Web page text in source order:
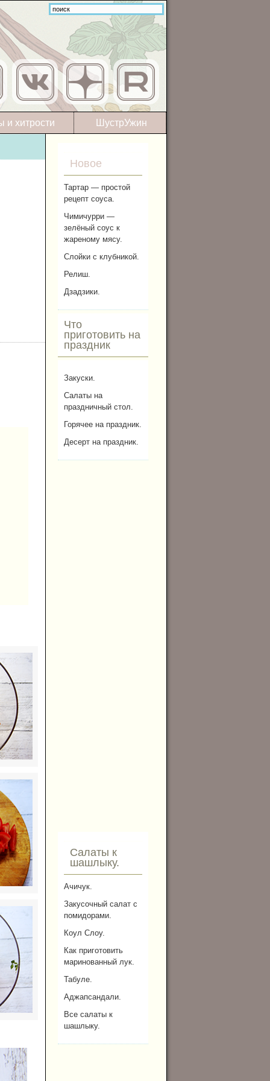
ШустрУжин
и хитрости
Новое
Тартар — простой
рецепт соуса.
Чимичурри —
зелёный соус к
жареному мясу.
Слойки с клубникой.
Релиш.
Дзадзики.
Что
приготовить на
праздник
Закуски.
Салаты на
праздничный стол.
Горячее на праздник.
Десерт на праздник.
Салаты к
шашлыку.
Ачичук.
Закусочный салат с
помидорами.
Коул Слоу.
Как приготовить
маринованный лук.
Табуле.
Аджапсандали.
Все салаты к
шашлыку.